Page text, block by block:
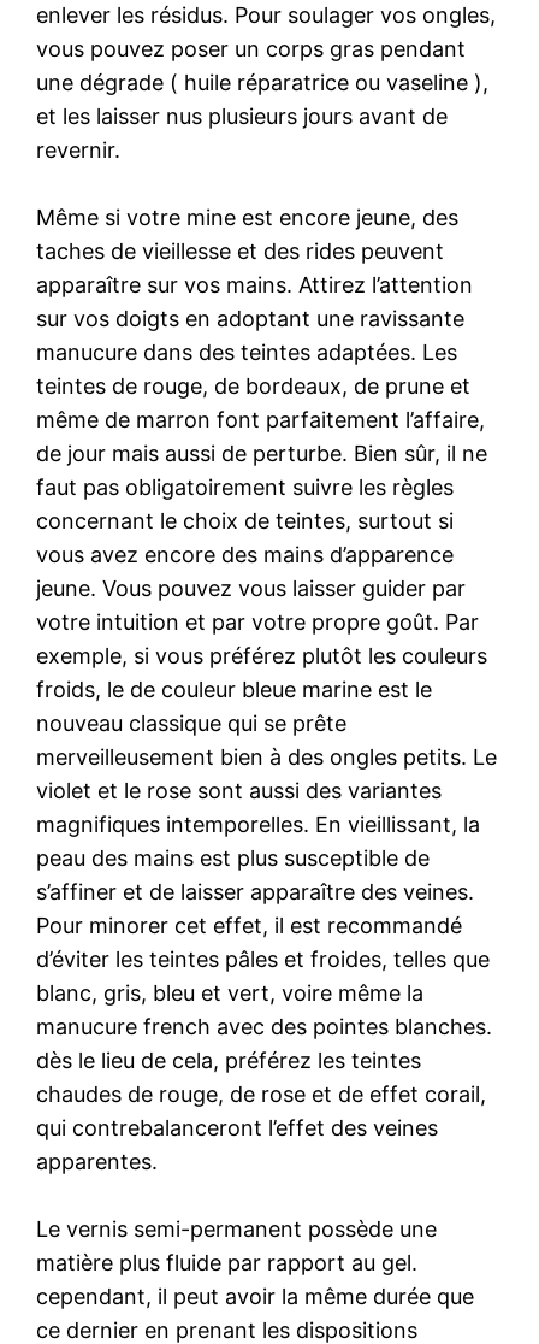
enlever les résidus. Pour soulager vos ongles,
vous pouvez poser un corps gras pendant
une dégrade ( huile réparatrice ou vaseline ),
et les laisser nus plusieurs jours avant de
revernir.
Même si votre mine est encore jeune, des
taches de vieillesse et des rides peuvent
apparaître sur vos mains. Attirez l’attention
sur vos doigts en adoptant une ravissante
manucure dans des teintes adaptées. Les
teintes de rouge, de bordeaux, de prune et
même de marron font parfaitement l’affaire,
de jour mais aussi de perturbe. Bien sûr, il ne
faut pas obligatoirement suivre les règles
concernant le choix de teintes, surtout si
vous avez encore des mains d’apparence
jeune. Vous pouvez vous laisser guider par
votre intuition et par votre propre goût. Par
exemple, si vous préférez plutôt les couleurs
froids, le de couleur bleue marine est le
nouveau classique qui se prête
merveilleusement bien à des ongles petits. Le
violet et le rose sont aussi des variantes
magnifiques intemporelles. En vieillissant, la
peau des mains est plus susceptible de
s’affiner et de laisser apparaître des veines.
Pour minorer cet effet, il est recommandé
d’éviter les teintes pâles et froides, telles que
blanc, gris, bleu et vert, voire même la
manucure french avec des pointes blanches.
dès le lieu de cela, préférez les teintes
chaudes de rouge, de rose et de effet corail,
qui contrebalanceront l’effet des veines
apparentes.
Le vernis semi-permanent possède une
matière plus fluide par rapport au gel.
cependant, il peut avoir la même durée que
ce dernier en prenant les dispositions